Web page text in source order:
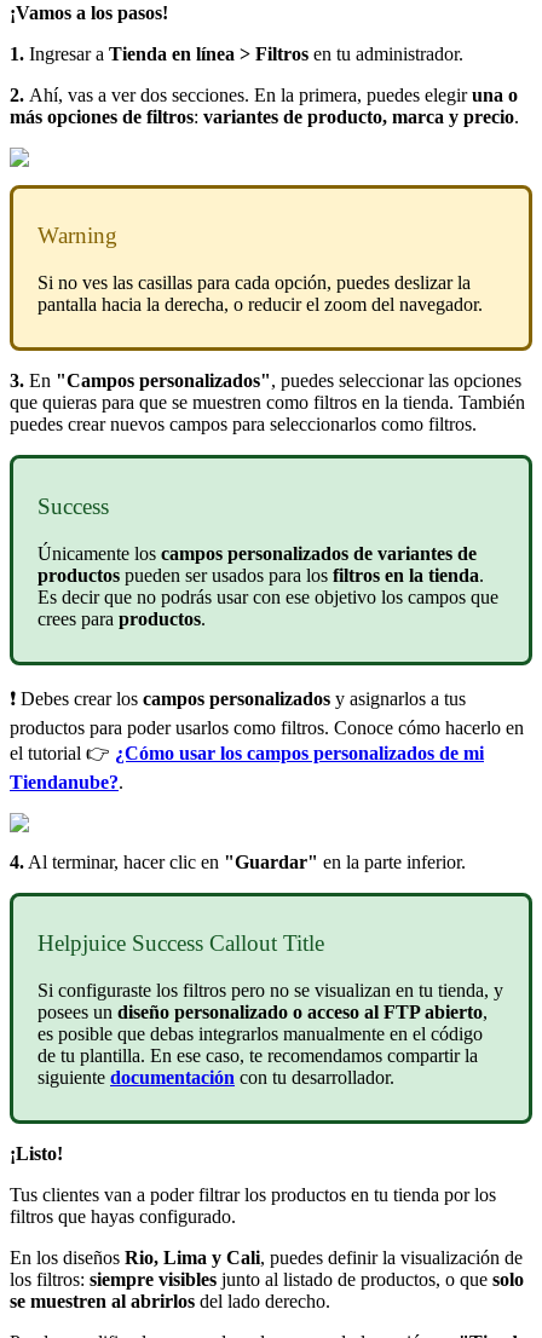
¡Vamos a los pasos!
1. Ingresar a Tienda en línea > Filtros en tu administrador.
2. Ahí, vas a ver dos secciones. En la primera, puedes elegiruna o
más opciones de filtros: variantes de producto, marca y precio.
Warning
Si no ves las casillas para cada opción, puedes deslizar la
pantalla hacia la derecha, o reducir el zoom del navegador.
3. En "Campos personalizados", puedes seleccionar las opciones
que quieras para que se muestren como filtros en la tienda. También
puedes crear nuevos campos para seleccionarlos como filtros.
Success
Únicamente los campos personalizados de variantes de
productos pueden ser usados para los filtros en la tienda.
Es decir que no podrás usar con ese objetivo los campos que
crees para productos.
❗ Debes crear los campos personalizados y asignarlos a tus
productos para poder usarlos como filtros. Conoce cómo hacerlo en
el tutorial 👉 ¿Cómo usar los campos personalizados de mi
Tiendanube?.
4. Al terminar, hacer clic en "Guardar" en la parte inferior.
Helpjuice Success Callout Title
Si configuraste los filtros pero no se visualizan en tu tienda, y
posees un diseño personalizado o acceso al FTP abierto,
es posible que debas integrarlos manualmente en el código
de tu plantilla. En ese caso, te recomendamos compartir la
siguiente documentación con tu desarrollador.
¡Listo!
Tus clientes van a poder filtrar los productos en tu tienda por los
filtros que hayas configurado.
En los diseños Rio, Lima y Cali, puedes definir la visualización de
los filtros: siempre visibles junto al listado de productos, o que solo
se muestren al abrirlos del lado derecho.